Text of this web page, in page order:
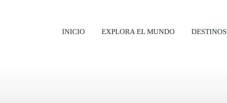
INICIO EXPLORA EL MUNDO DESTINOS